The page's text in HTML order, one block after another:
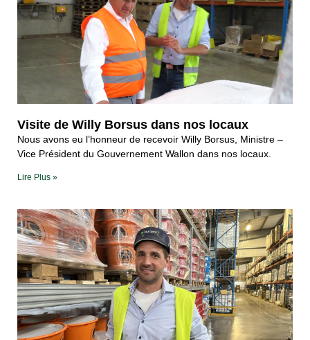
Visite de Willy Borsus dans nos locaux
Nous avons eu l’honneur de recevoir Willy Borsus, Ministre –
Vice Président du Gouvernement Wallon dans nos locaux.
Lire Plus »